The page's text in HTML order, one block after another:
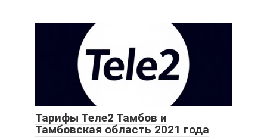
Тарифы Теле2 Тамбов и
Тамбовская область 2021 года